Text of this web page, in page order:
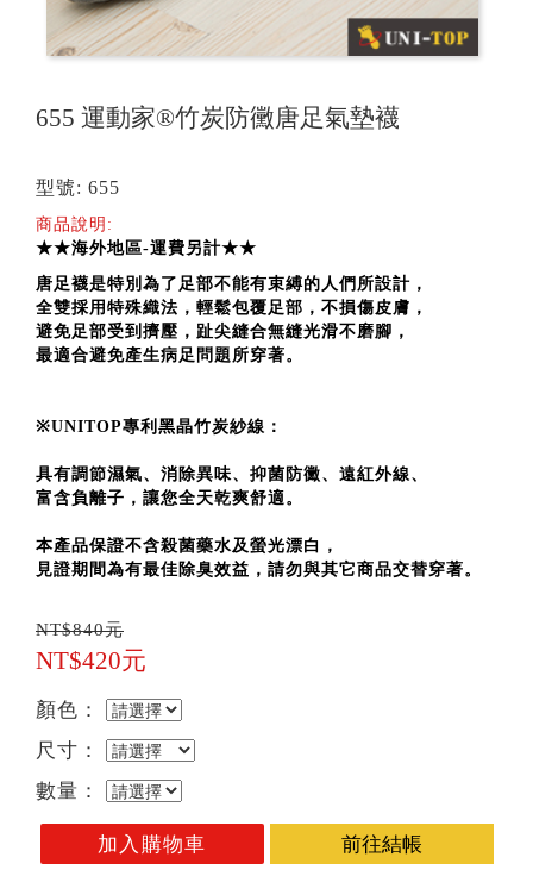
655 運動家®竹炭防黴唐足氣墊襪
型號: 655
商品說明:
★★海外地區-運費另計★★
唐足襪是特別為了足部不能有束縛的人們所設計，
全雙採用特殊織法，輕鬆包覆足部，不損傷皮膚，
避免足部受到擠壓，趾尖縫合無縫光滑不磨腳，
最適合避免產生病足問題所穿著。
※UNITOP專利黑晶竹炭紗線：
具有調節濕氣、消除異味、抑菌防黴、遠紅外線、
富含負離子，讓您全天乾爽舒適。
本產品保證不含殺菌藥水及螢光漂白，
見證期間為有最佳除臭效益， 請勿與其它商品交替穿著。
NT$840元
NT$420元
顏色：
尺寸：
數量：
加入購物車 前往結帳